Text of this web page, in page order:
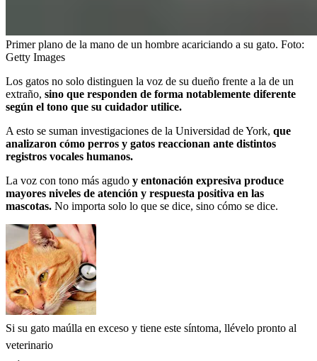
Primer plano de la mano de un hombre acariciando a su gato. Foto:
Getty Images
Los gatos no solo distinguen la voz de su dueño frente a la de un
extraño, sino que responden de forma notablemente diferente
según el tono que su cuidador utilice.
A esto se suman investigaciones de la Universidad de York, que
analizaron cómo perros y gatos reaccionan ante distintos
registros vocales humanos.
La voz con tono más agudo y entonación expresiva produce
mayores niveles de atención y respuesta positiva en las
mascotas. No importa solo lo que se dice, sino cómo se dice.
Si su gato maúlla en exceso y tiene este síntoma, llévelo pronto al
veterinario